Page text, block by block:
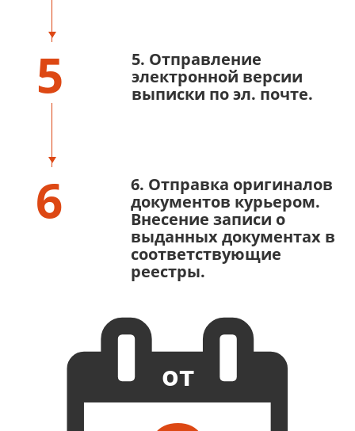
5
5. Отправление
электронной версии
выписки по эл. почте.
6
6. Отправка оригиналов
документов курьером.
Внесение записи о
выданных документах в
соответствующие
реестры.
от